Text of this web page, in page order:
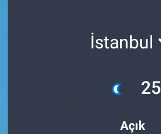
İstanbul
25
Açık